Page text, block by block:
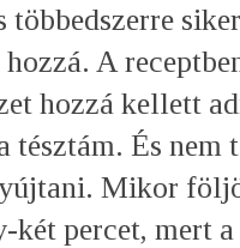
többedszerre
A
hozzá kellett
tésztám. És nem
Mikor
két percet, mert